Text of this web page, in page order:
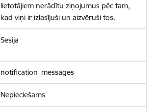
lietotājiem nerādītu ziņojumus pēc tam,
kad viņi ir izlasījuši un aizvēruši tos.
Sesija
notification_messages
Nepieciešams